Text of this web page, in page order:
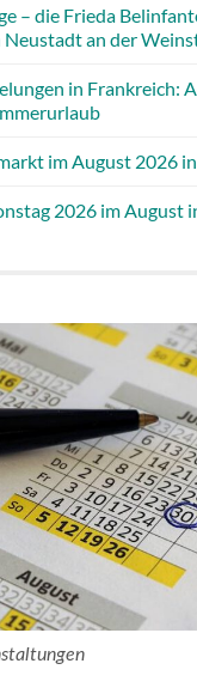
– die Frieda
an der
in Frankreich:
im August 2026
2026 im August